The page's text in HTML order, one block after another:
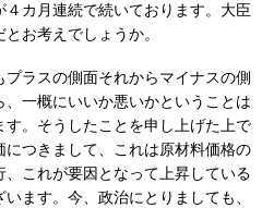
カ月連続で続いております。大臣
お考えでしょうか。
ラスの側面それからマイナスの側
一概にいいか悪いかということは
。そうしたことを申し上げた上で
つきまして、これは原材料価格の
これが要因となって上昇している
ます。今、政治にとりましても、